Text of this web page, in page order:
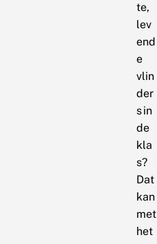
te,
lev
end
e
vlin
der
s in
de
kla
s?
Dat
kan
met
het